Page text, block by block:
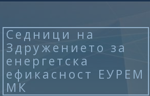
Седници на
Здружението за
енергетска
ефикасност ЕУРЕМ
МК